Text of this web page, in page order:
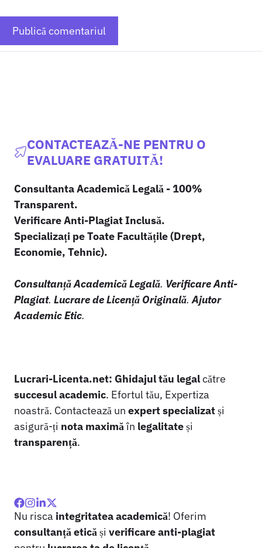
CONTACTEAZĂ-NE PENTRU O
EVALUARE GRATUITĂ!
Consultanta Academică Legală - 100%
Transparent.
Verificare Anti-Plagiat Inclusă.
Specializați pe Toate Facultățile (Drept,
Economie, Tehnic).
Consultanță Academică Legală. Verificare Anti-
Plagiat. Lucrare de Licență Originală.Ajutor
Academic Etic.
Lucrari-Licenta.net: Ghidajul tău legalcătre
succesul academic. Efortul tău, Expertiza
noastră. Contactează un expert specializatși
asigură-ți nota maximăîn legalitateși
transparență.
Nu risca integritatea academică! Oferim
consultanță eticăși verificare anti-plagiat